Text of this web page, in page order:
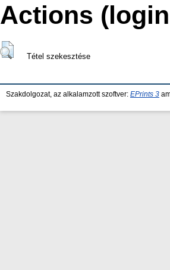
Actions
Tétel szekesztése
Szakdolgozat, az alkalamzott szoftver: EPrints 3